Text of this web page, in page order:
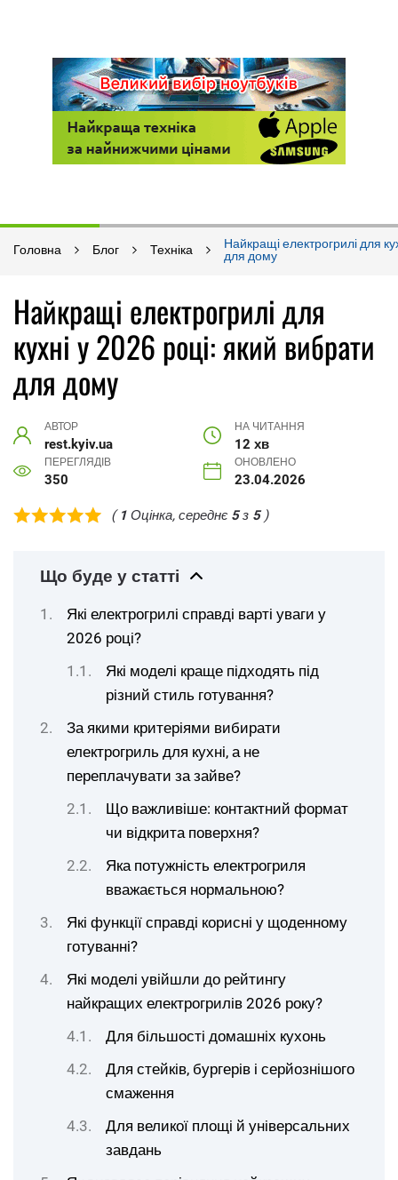
Головна Блог Техніка
Найкращі електрогрилі для
для дому
Найкращі електрогрилі для
кухні у 2026 році: який вибрати
для дому
АВТОР
rest.kyiv.ua
НА ЧИТАННЯ
12 хв
ПЕРЕГЛЯДІВ
350
ОНОВЛЕНО
23.04.2026
( 1 Оцінка, середнє 5з 5)
Що буде у статті
Які електрогрилі справді варті уваги у
2026 році?
Які моделі краще підходять під
різний стиль готування?
За якими критеріями вибирати
електрогриль для кухні, а не
переплачувати за зайве?
Що важливіше: контактний формат
чи відкрита поверхня?
Яка потужність електрогриля
вважається нормальною?
Які функції справді корисні у щоденному
готуванні?
Які моделі увійшли до рейтингу
найкращих електрогрилів 2026 року?
Для більшості домашніх кухонь
Для стейків, бургерів і серйознішого
смаження
Для великої площі й універсальних
завдань